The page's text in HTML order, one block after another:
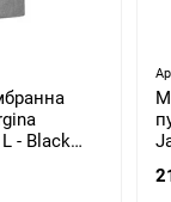
- Black